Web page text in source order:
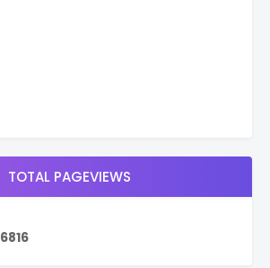
TOTAL PAGEVIEWS
6816